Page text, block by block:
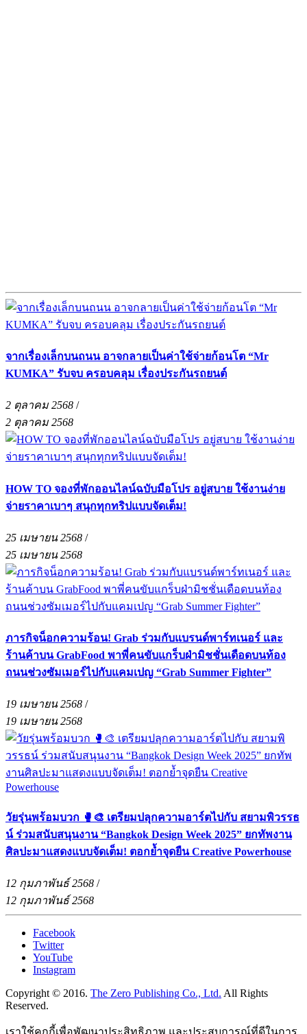
จากเรื่องเล็กบนถนน อาจกลายเป็นค่าใช้จ่ายก้อนโต “Mr
KUMKA” รับจบ ครอบคลุม เรื่องประกันรถยนต์
2 ตุลาคม 2568 /
2 ตุลาคม 2568
HOW TO จองที่พักออนไลน์ฉบับมือโปร อยู่สบาย ใช้งานง่าย
จ่ายราคาเบาๆ สนุกทุกทริปแบบจัดเต็ม!
25 เมษายน 2568 /
25 เมษายน 2568
ภารกิจน็อกความร้อน! Grab ร่วมกับแบรนด์พาร์ทเนอร์ และ
ร้านค้าบน GrabFood พาพี่คนขับแกร็บฝ่ามิชชั่นเดือดบนท้อง
ถนนช่วงซัมเมอร์ไปกับแคมเปญ “Grab Summer Fighter”
19 เมษายน 2568 /
19 เมษายน 2568
วัยรุ่นพร้อมบวก 🥊🎨 เตรียมปลุกความอาร์ตไปกับ สยามพิวรรธ
น์ ร่วมสนับสนุนงาน “Bangkok Design Week 2025” ยกทัพงาน
ศิลปะมาแสดงแบบจัดเต็ม! ตอกย้ำจุดยืน Creative Powerhouse
12 กุมภาพันธ์ 2568 /
12 กุมภาพันธ์ 2568
Facebook
Twitter
YouTube
Instagram
Copyright © 2016. The Zero Publishing Co., Ltd. All Rights
Reserved.
เราใช้คุกกี้เพื่อพัฒนาประสิทธิภาพ และประสบการณ์ที่ดีในการ